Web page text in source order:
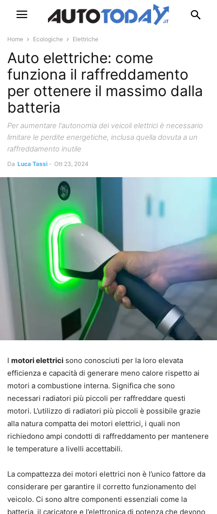
Home Ecologiche Elettriche
Auto elettriche: come
funziona il raffreddamento
per ottenere il massimo dalla
batteria
Per aumentare l'autonomia dei veicoli elettrici è necessario
limitare le perdite energetiche, inclusa quella dovuta a un
raffreddamento inutile
Da Luca Tassi - Ott 23, 2024
I motori elettrici sono conosciuti per la loro elevata
efficienza e capacità di generare meno calore rispetto ai
motori a combustione interna. Significa che sono
necessari radiatori più piccoli per raffreddare questi
motori. L’utilizzo di radiatori più piccoli è possibile grazie
alla natura compatta dei motori elettrici, i quali non
richiedono ampi condotti di raffreddamento per mantenere
le temperature a livelli accettabili.
La compattezza dei motori elettrici non è l’unico fattore da
considerare per garantire il corretto funzionamento del
veicolo. Ci sono altre componenti essenziali come la
batteria, il caricatore e l’elettronica di potenza che devono